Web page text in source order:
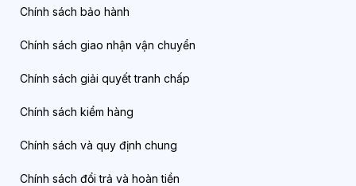
Chính sách bảo hành
Chính sách giao nhận vận chuyển
Chính sách giải quyết tranh chấp
Chính sách kiểm hàng
Chính sách và quy định chung
Chính sách đổi trả và hoàn tiền